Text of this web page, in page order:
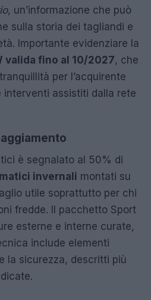
, un’informazione che può
sulla storia dei tagliandi e
Importante evidenziare la
valida fino al 10/2027, che
per l’acquirente
interventi assistiti dalla rete
è segnalato al 50% di
invernali montati su
utile soprattutto per chi
fredde. Il pacchetto Sport
esterne e interne curate,
include elementi
la sicurezza, descritti più